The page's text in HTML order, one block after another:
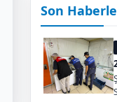
Son